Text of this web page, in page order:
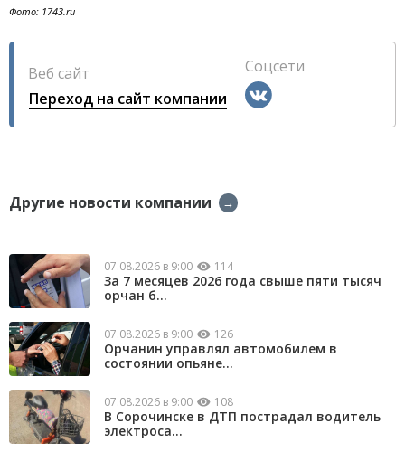
Фото: 1743.ru
Веб сайт
Переход на сайт компании
Соцсети
Другие новости компании →
07.08.2026 в 9:00 114
За 7 месяцев 2026 года свыше пяти тысяч
орчан б...
07.08.2026 в 9:00 126
Орчанин управлял автомобилем в
состоянии опьяне...
07.08.2026 в 9:00 108
В Сорочинске в ДТП пострадал водитель
электроса...